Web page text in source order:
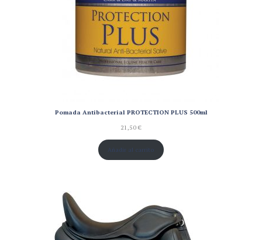
Pomada Antibacterial PROTECTION PLUS 500ml
21,50€
Añadir al carrito